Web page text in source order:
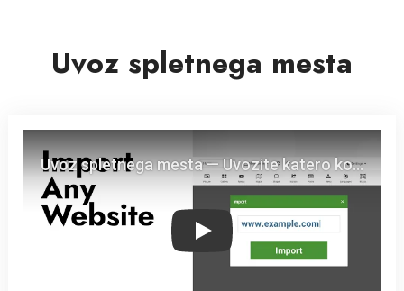
Uvoz spletnega mesta
Play